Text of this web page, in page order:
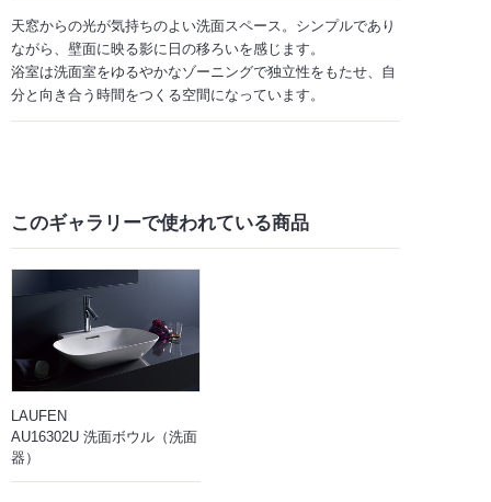
天窓からの光が気持ちのよい洗面スペース。シンプルであり
ながら、壁面に映る影に日の移ろいを感じます。
浴室は洗面室をゆるやかなゾーニングで独立性をもたせ、自
分と向き合う時間をつくる空間になっています。
このギャラリーで使われている商品
LAUFEN
AU16302U 洗面ボウル（洗面
器）